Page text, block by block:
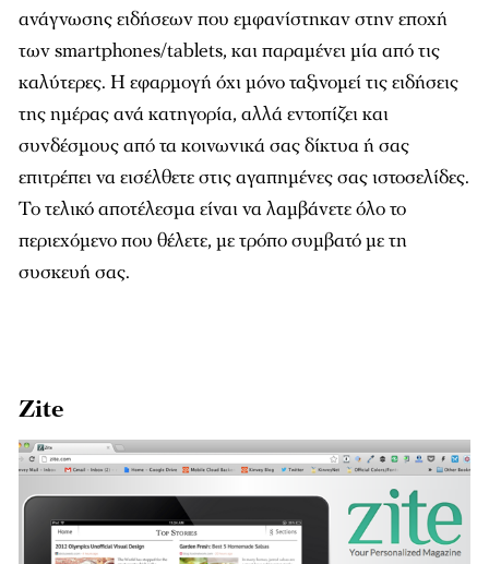
ανάγνωσης ειδήσεων που εμφανίστηκαν στην εποχή
των smartphones/tablets, και παραμένει μία από τις
καλύτερες. Η εφαρμογή όχι μόνο ταξινομεί τις ειδήσεις
της ημέρας ανά κατηγορία, αλλά εντοπίζει και
συνδέσμους από τα κοινωνικά σας δίκτυα ή σας
επιτρέπει να εισέλθετε στις αγαπημένες σας ιστοσελίδες.
Το τελικό αποτέλεσμα είναι να λαμβάνετε όλο το
περιεχόμενο που θέλετε, με τρόπο συμβατό με τη
συσκευή σας.
Zite